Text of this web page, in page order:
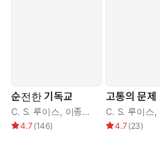
순전한 기독교
C. S. 루이스, 이종태 장경철
4.7 (146)
고통의 문제
C. S. 루이스,
4.7 (23)